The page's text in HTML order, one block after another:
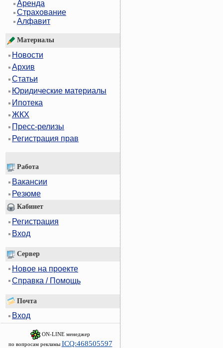
Аренда
Страхование
Алфавит
Материалы
Новости
Архив
Статьи
Юридические материалы
Ипотека
ЖКХ
Пресс-релизы
Регистрация прав
Работа
Вакансии
Резюме
Кабинет
Регистрация
Вход
Сервер
Новое на проекте
Справка / Помощь
Почта
Вход
ON-LINE менеджер
по вопросам рекламы ICQ:468505597